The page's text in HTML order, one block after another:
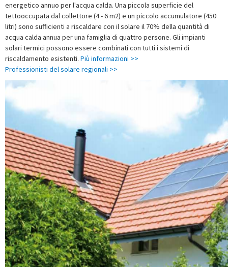
energetico annuo per l'acqua calda. Una piccola superficie del
tettooccupata dal collettore (4 - 6 m2) e un piccolo accumulatore (450
litri) sono sufficienti a riscaldare con il solare il 70% della quantità di
acqua calda annua per una famiglia di quattro persone. Gli impianti
solari termici possono essere combinati con tutti i sistemi di
riscaldamento esistenti. Più informazioni >>
Professionisti del solare regionali >>